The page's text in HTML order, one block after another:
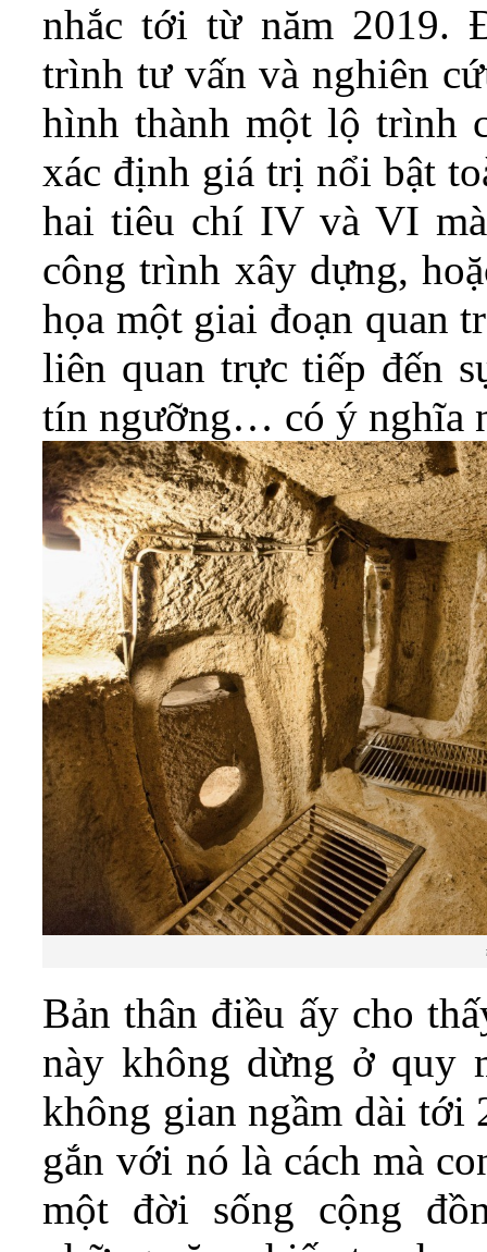
nhắc tới từ năm 2019.
trình tư vấn và nghiên
hình thành một lộ trình
xác định giá trị nổi bật
hai tiêu chí IV và VI
công trình xây dựng,
họa một giai đoạn quan
liên quan trực tiếp đến
tín ngưỡng… có ý nghĩa
Bản thân điều ấy cho
này không dừng ở quy
không gian ngầm dài tới
gắn với nó là cách mà
một đời sống cộng